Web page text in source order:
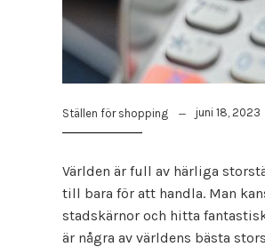
Ställen för shopping juni 18, 2023
Världen är full av härliga
till bara för att handla. Man
stadskärnor och hitta
är några av världens bästa